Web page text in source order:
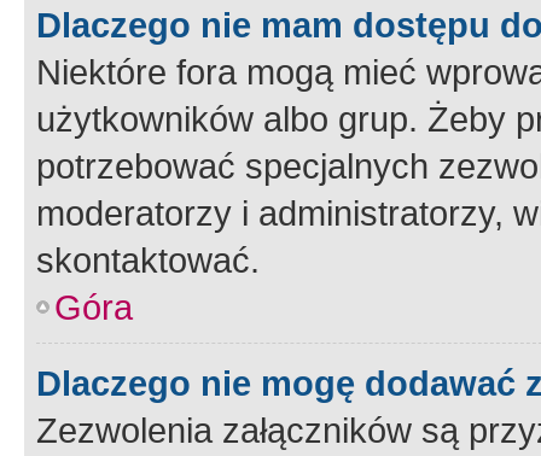
Dlaczego nie mam dostępu
Niektóre fora mogą mieć
użytkowników albo grup. Żeby
potrzebować specjalnych
moderatorzy i administratorzy,
skontaktować.
Góra
Dlaczego nie mogę dodawać
Zezwolenia załączników są